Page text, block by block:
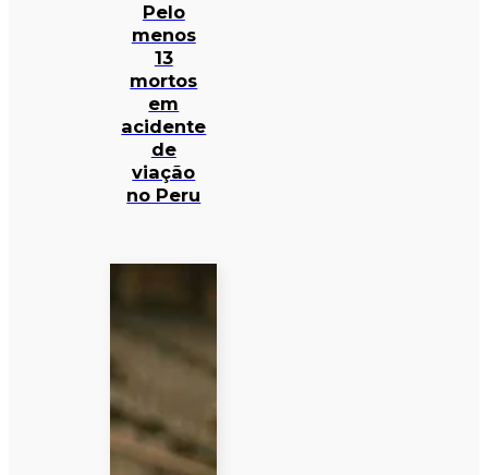
Pelo
menos
13
mortos
em
acidente
de
viação
no Peru